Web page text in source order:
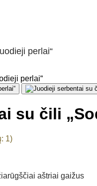
perlai“
su čili
1)
aštriai gaižus